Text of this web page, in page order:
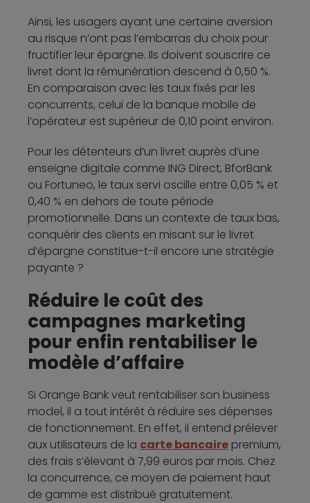
Ainsi, les usagers ayant une certaine aversion
au risque n’ont pas l’embarras du choix pour
fructifier leur épargne. Ils doivent souscrire ce
livret dont la rémunération descend à 0,50 %.
En comparaison avec les taux fixés par les
concurrents, celui de la banque mobile de
l’opérateur est supérieur de 0,10 point environ.
Pour les détenteurs d’un livret auprès d’une
enseigne digitale comme ING Direct, BforBank
ou Fortuneo, le taux servi oscille entre 0,05 % et
0,40 % en dehors de toute période
promotionnelle. Dans un contexte de taux bas,
conquérir des clients en misant sur le livret
d’épargne constitue-t-il encore une stratégie
payante ?
Réduire le coût des
campagnes marketing
pour enfin rentabiliser le
modèle d’affaire
Si Orange Bank veut rentabiliser son business
model, il a tout intérêt à réduire ses dépenses
de fonctionnement. En effet, il entend prélever
aux utilisateurs de la carte bancaire premium,
des frais s’élevant à 7,99 euros par mois. Chez
la concurrence, ce moyen de paiement haut
de gamme est distribué gratuitement.